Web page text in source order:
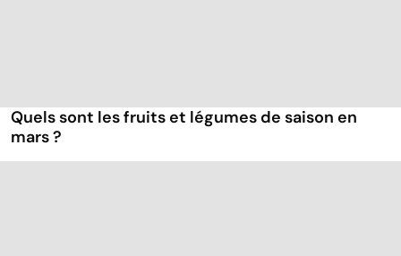
Quels sont les fruits et légumes de saison en
mars ?